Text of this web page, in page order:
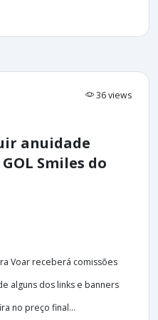
36 views
anuidade
Smiles do
Voar receberá comissões
alguns dos links e banners
no preço final...